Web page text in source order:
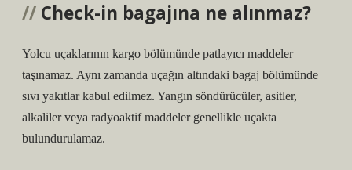
Check-in bagajına ne alınmaz?
Yolcu uçaklarının kargo bölümünde patlayıcı maddeler
taşınamaz. Aynı zamanda uçağın altındaki bagaj bölümünde
sıvı yakıtlar kabul edilmez. Yangın söndürücüler, asitler,
alkaliler veya radyoaktif maddeler genellikle uçakta
bulundurulamaz.